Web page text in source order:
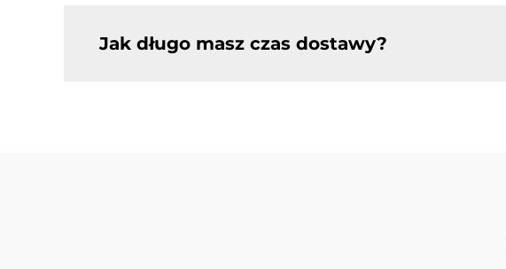
Jak długo masz czas dostawy?